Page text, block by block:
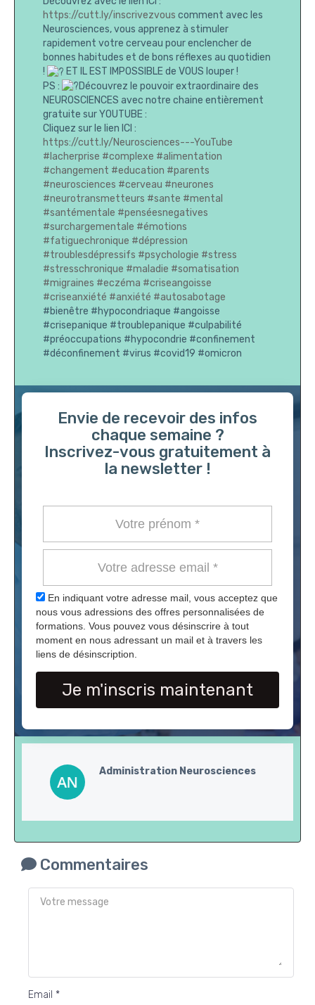
https://cutt.ly/inscrivezvous comment avec les
Neurosciences, vous apprenez à stimuler
rapidement votre cerveau pour enclencher de
bonnes habitudes et de bons réflexes au quotidien
!
ET IL EST IMPOSSIBLE de VOUS louper !
PS :
Découvrez le pouvoir extraordinaire des
NEUROSCIENCES avec notre chaine entièrement
gratuite sur YOUTUBE :
Cliquez sur le lien ICI :
https://cutt.ly/Neurosciences---YouTube
#lacherprise #complexe #alimentation
#changement #education #parents
#neurosciences #cerveau #neurones
#neurotransmetteurs #sante #mental
#santémentale #penséesnegatives
#surchargementale #émotions
#fatiguechronique #dépression
#troublesdépressifs #psychologie #stress
#stresschronique #maladie #somatisation
#migraines #eczéma #criseangoisse
#criseanxiété #anxiété #autosabotage
#bienêtre #hypocondriaque #angoisse
#crisepanique #troublepanique #culpabilité
#préoccupations #hypocondrie #confinement
#déconfinement #virus #covid19 #omicron
Envie de recevoir des infos
chaque semaine ?
Inscrivez-vous gratuitement à
la newsletter !
En indiquant votre adresse mail, vous acceptez que
nous vous adressions des offres personnalisées de
formations. Vous pouvez vous désinscrire à tout
moment en nous adressant un mail et à travers les
liens de désinscription.
Je m'inscris maintenant
Administration Neurosciences
Commentaires
Email *